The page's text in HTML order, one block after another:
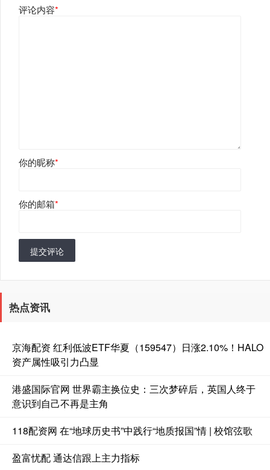
评论内容*
你的昵称*
你的邮箱*
提交评论
热点资讯
京海配资 红利低波ETF华夏（159547）日涨2.10%！HALO
资产属性吸引力凸显
港盛国际官网 世界霸主换位史：三次梦碎后，英国人终于
意识到自己不再是主角
118配资网 在“地球历史书”中践行“地质报国”情 | 校馆弦歌
盈富忧配 通达信跟上主力指标